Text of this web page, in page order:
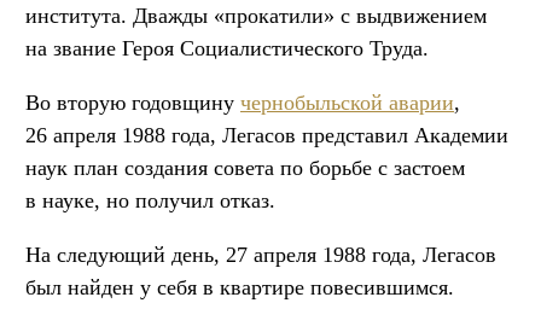
института. Дважды «прокатили» с выдвижением
на звание Героя Социалистического Труда.
Во вторую годовщину чернобыльской аварии,
26 апреля 1988 года, Легасов представил Академии
наук план создания совета по борьбе с застоем
в науке, но получил отказ.
На следующий день, 27 апреля 1988 года, Легасов
был найден у себя в квартире повесившимся.